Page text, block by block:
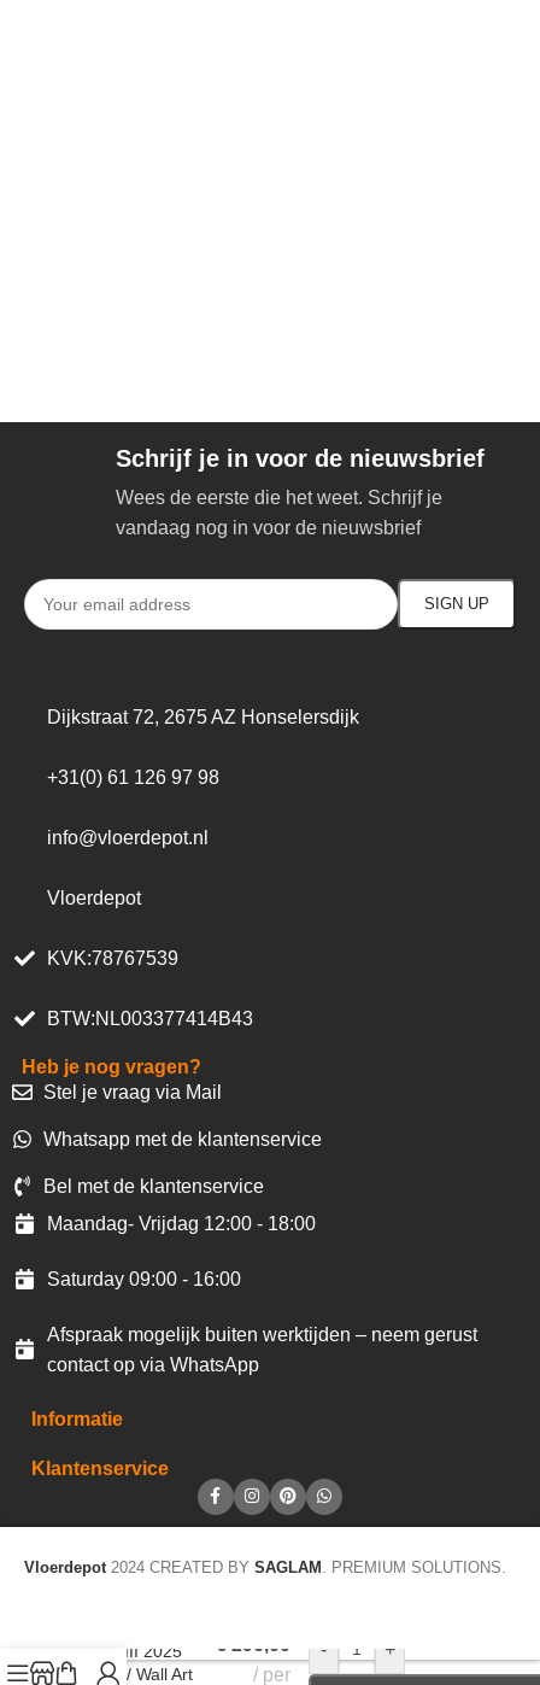
Schrijf je in voor de nieuwsbrief
Wees de eerste die het weet. Schrijf je
vandaag nog in voor de nieuwsbrief
Dijkstraat 72, 2675 AZ Honselersdijk
+31(0) 61 126 97 98
info@vloerdepot.nl
Vloerdepot
KVK:78767539
BTW:NL003377414B43
Heb je nog vragen?
Stel je vraag via Mail
Whatsapp met de klantenservice
Bel met de klantenservice
Maandag- Vrijdag 12:00 - 18:00
Saturday 09:00 - 16:00
Afspraak mogelijk buiten werktijden – neem gerust
contact op via WhatsApp
Informatie
Klantenservice
Vloerdepot 2024 CREATED BY SAGLAM . PREMIUM SOLUTIONS.
Color III 2025
Kunst / Wall Art
€ 296,00
per
- +